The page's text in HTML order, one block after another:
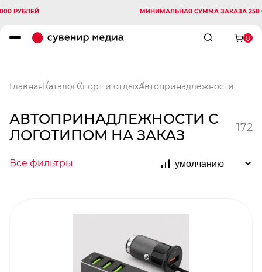
МИНИМАЛЬНАЯ СУММА ЗАКАЗА 250 000
0
ГлавнаяКаталогСпорт и отдыхАвтопринадлежности
АВТОПРИНАДЛЕЖНОСТИ С
ЛОГОТИПОМ НА ЗАКАЗ
172
Все фильтры